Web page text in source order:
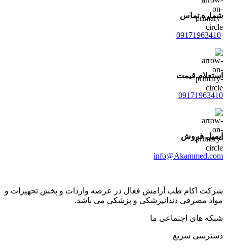
شماره تماس
09171963410
استعلام قیمت
09171963410
ایمیل فروش
info@Akammed.com
شرکت اکام طب آرامش فعال در عرصه واردات و پخش تجھیزات و
مواد مصرفی دندانپزشکی و پزشکی می باشد.
شبکه های اجتماعی ما
دسترسی سریع